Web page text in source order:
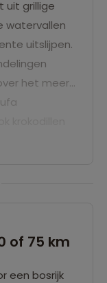
uit grillige
watervallen
uitslijpen.
het meer
of 75 km
een bosrijk